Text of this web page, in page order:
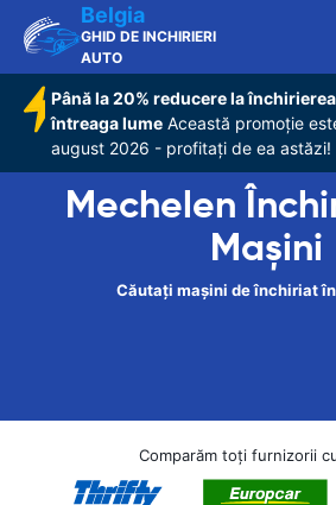
Belgia
GHID DE INCHIRIERI
AUTO
Până la 20% reducere la
întreaga lume Această promoție
august 2026 - profitați de ea astăzi!
Mechelen
Maşini
Căutați mașini de închiriat
Comparăm toți furnizorii